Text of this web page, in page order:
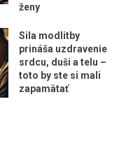
ženy
Sila modlitby
prináša uzdravenie
srdcu, duši a telu –
toto by ste si mali
zapamätať